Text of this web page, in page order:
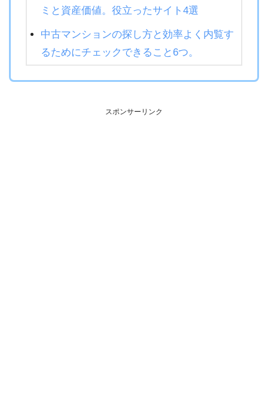
ミと資産価値。役立ったサイト4選
中古マンションの探し方と効率よく内覧す
るためにチェックできること6つ。
スポンサーリンク